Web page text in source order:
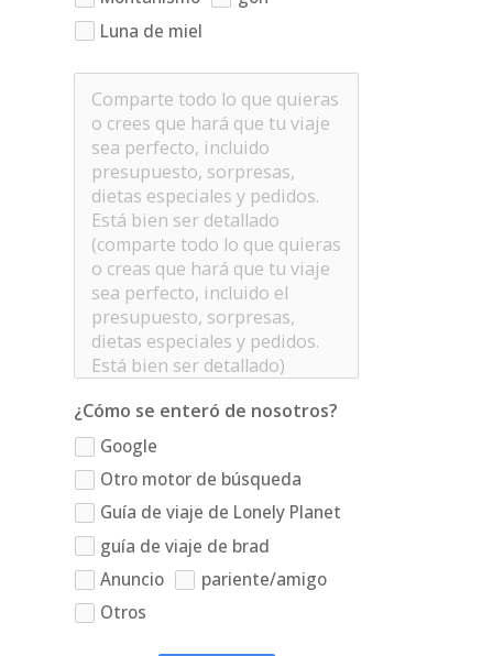
Luna de miel
¿Cómo se enteró de nosotros?
Google
Otro motor de búsqueda
Guía de viaje de Lonely Planet
guía de viaje de brad
Anuncio
pariente/amigo
Otros